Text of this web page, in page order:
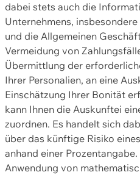
dabei stets auch die
Unternehmens,
und die Allgemeinen
Vermeidung von
Übermittlung der
Ihrer Personalien, an eine
Einschätzung Ihrer Bonität
kann Ihnen die Auskunftei
zuordnen. Es handelt sich
über das künftige Risiko
anhand einer
Anwendung von